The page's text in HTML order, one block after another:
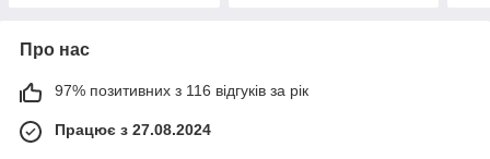
Про нас
97% позитивних з 116 відгуків за рік
Працює з 27.08.2024